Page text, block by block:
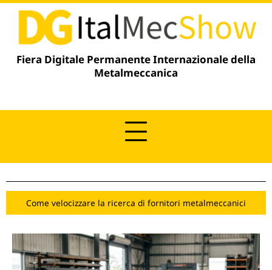
contenuto
Fiera Digitale Permanente Internazionale della
Metalmeccanica
Come velocizzare la ricerca di fornitori metalmeccanici